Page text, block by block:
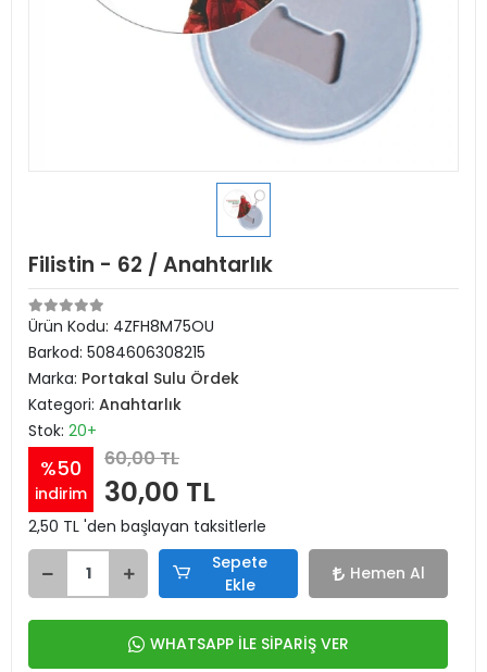
Filistin - 62 / Anahtarlık
Ürün Kodu: 4ZFH8M75OU
Barkod: 5084606308215
Marka: Portakal Sulu Ördek
Kategori: Anahtarlık
Stok: 20+
%50
indirim
60,00 TL
30,00 TL
2,50 TL 'den başlayan taksitlerle
Sepete
Ekle
Hemen Al
WHATSAPP İLE SİPARİŞ VER